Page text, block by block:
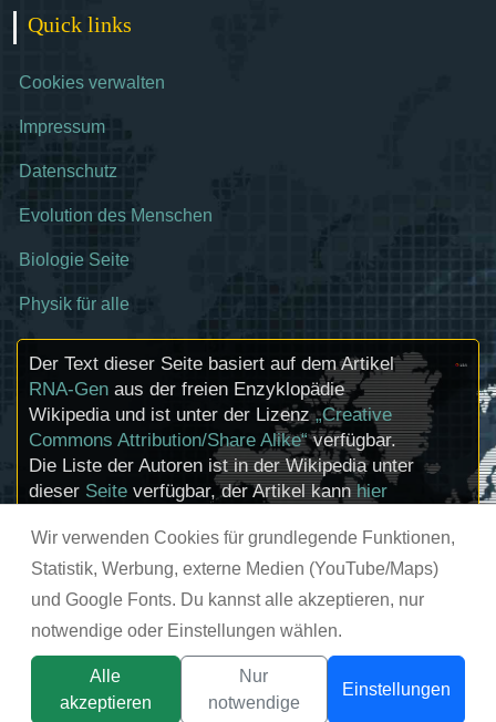
Wir verwenden Cookies für grundlegende Funktionen,
Statistik, Werbung, externe Medien (YouTube/Maps)
und Google Fonts. Du kannst alle akzeptieren, nur
notwendige oder Einstellungen wählen.
Alle
akzeptieren
Nur
notwendige
Einstellungen
Quick links
Cookies verwalten
Impressum
Datenschutz
Evolution des Menschen
Biologie Seite
Physik für alle
Der Text dieser Seite basiert auf dem Artikel
RNA-Gen aus der freien Enzyklopädie
Wikipedia und ist unter der Lizenz„Creative
Commons Attribution/Share Alike“verfügbar.
Die Liste der Autoren ist in der Wikipedia unter
dieser Seite verfügbar, der Artikel kannhier
Urhebern und zum Lizenzstatus eingebundener
Mediendateien (etwa Bilder oder Videos) können
im Regelfall durch Anklicken dieser abgerufen
© chemie-schule.de 2026